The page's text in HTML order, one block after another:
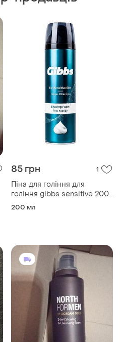
85 грн 1
Піна для гоління для
гоління gibbs sensitive 200
мл
200 мл